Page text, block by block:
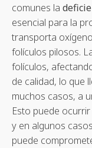
comunes la
esencial para la
transporta
folículos pilosos.
folículos,
de calidad, lo que
muchos casos, a
Esto puede
y en algunos
puede